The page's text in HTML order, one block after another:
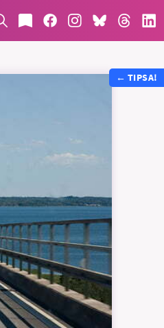
← TIPSA!